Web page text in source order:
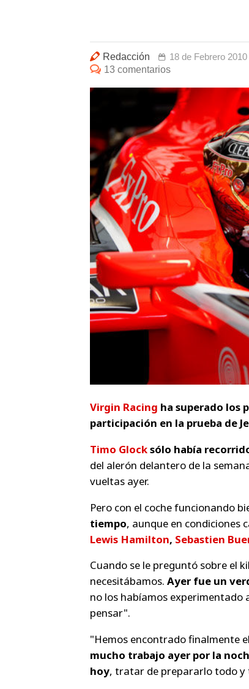
Redacción
18 de Febrero
13 comentarios
Virgin Racing ha superado los
participación en la prueba de
Timo Glocksólo había
del alerón delantero de la
vueltas ayer.
Pero con el coche funcionando
tiempo, aunque en condiciones
Lewis Hamilton, Sebastien
Cuando se le preguntó sobre el
necesitábamos. Ayer fue un
no los habíamos experimentado
pensar".
"Hemos encontrado finalmente
mucho trabajo ayer por la
hoy, tratar de prepararlo todo y